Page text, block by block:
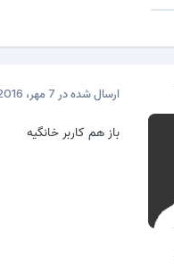
ارسال شده در 7 مهر، 2016
باز هم کاربر خانگیه